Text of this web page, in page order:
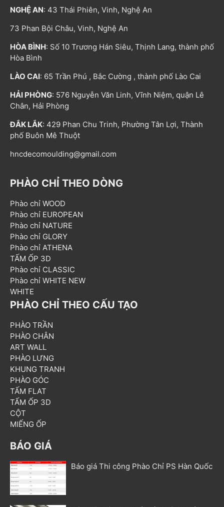
NGHỆ AN: 43 Thái Phiên, Vinh, Nghệ An
73 Phan Bội Châu, Vinh, Nghệ An
HÒA BÌNH: Số 10 Trương Hán Siêu, Thịnh Lang, thành phố
Hòa Bình
LÀO CAI: 65 Trần Phú , Bắc Cường , thành phố Lào Cai
HẢI PHÒNG: 576 Nguyễn Văn Linh, Vĩnh Niệm, quận Lê
Chân, Hải Phòng
ĐẮK LẮK: 429 Phan Chu Trinh, Phường Tân Lợi, Thành
phố Buôn Mê Thuột
hncdecomoulding@gmail.com
PHÀO CHỈ THEO DÒNG
Phào chỉ WOOD
Phào chỉ EUROPEAN
Phào chỉ NATURE
Phào chỉ GLORY
Phào chỉ ATHENA
TẤM ỐP 3D
Phào chỉ CLASSIC
Phào chỉ WHITE NEW
WHITE
PHÀO CHỈ THEO CẤU TẠO
PHÀO TRẦN
PHÀO CHÂN
ART WALL
PHÀO LƯNG
KHUNG TRANH
PHÀO GÓC
TẤM FLAT
TẤM ỐP 3D
CỘT
MIẾNG ỐP
BÁO GIÁ
Báo giá Thi công Phào Chỉ PS Hàn Quốc